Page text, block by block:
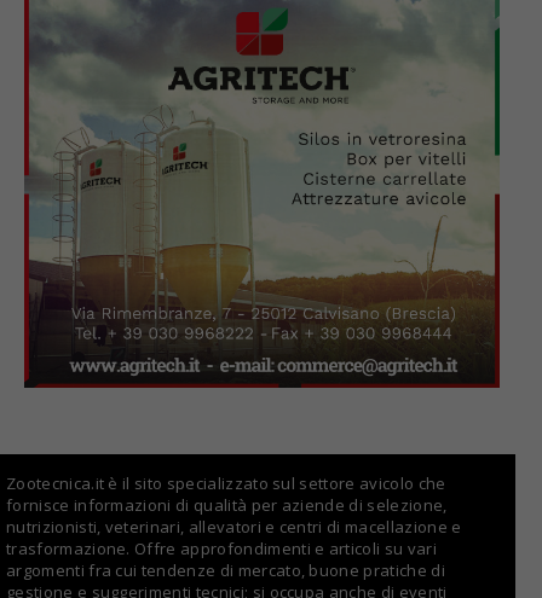
Zootecnica.it è il sito specializzato sul settore avicolo che
fornisce informazioni di qualità per aziende di selezione,
nutrizionisti, veterinari, allevatori e centri di macellazione e
trasformazione. Offre approfondimenti e articoli su vari
argomenti fra cui tendenze di mercato, buone pratiche di
gestione e suggerimenti tecnici; si occupa anche di eventi